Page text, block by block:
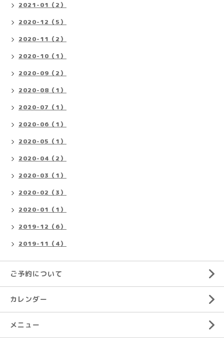
2021-01（2）
2020-12（5）
2020-11（2）
2020-10（1）
2020-09（2）
2020-08（1）
2020-07（1）
2020-06（1）
2020-05（1）
2020-04（2）
2020-03（1）
2020-02（3）
2020-01（1）
2019-12（6）
2019-11（4）
ご予約について
カレンダー
メニュー